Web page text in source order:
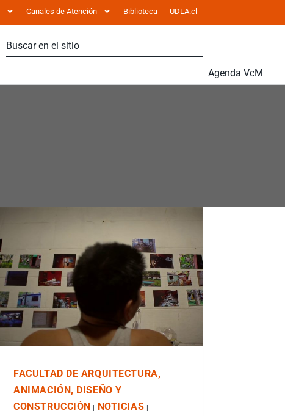
Canales de Atención Biblioteca UDLA.cl
Agenda VcM
FACULTAD DE ARQUITECTURA,
ANIMACIÓN, DISEÑO Y
CONSTRUCCIÓN | NOTICIAS |